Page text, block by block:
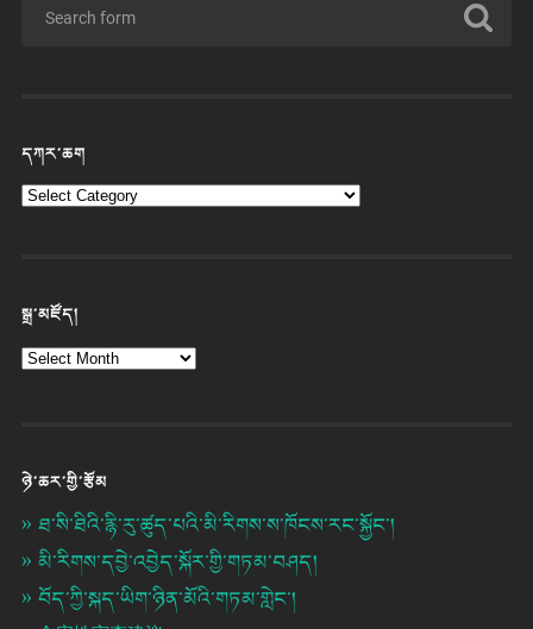
དཀར་ཆག
སྒྲ་མཛོད།
ཉེ་ཆར་གྱི་རྩོམ
ཐ་སི་ཐིའི་རྙི་རུ་ཚུད་པའི་མི་རིགས་ས་ཁོངས་རང་སྐྱོང་།
མི་རིགས་དབྱེ་འབྱེད་སྐོར་གྱི་གཏམ་བཤད།
བོད་ཀྱི་སྐད་ཡིག་ཉིན་མོའི་གཏམ་གླེང་།